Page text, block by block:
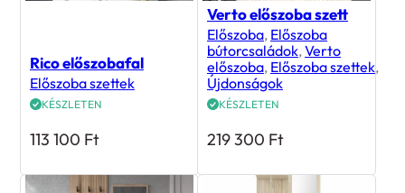
Rico előszobafal
Előszoba szettek
KÉSZLETEN
113 100 Ft
Verto előszoba szett
Előszoba, Előszoba
bútorcsaládok, Verto
előszoba, Előszoba szettek,
Újdonságok
KÉSZLETEN
219 300 Ft